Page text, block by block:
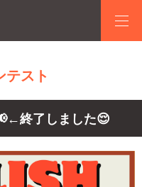
テスト
終了しました😌